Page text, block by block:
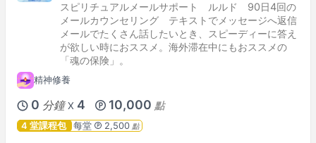
スピリチュアルメールサポート ルルド 90日4回の
メールカウンセリング テキストでメッセージへ返信
メールでたくさん話したいとき、スピーディーに答え
が欲しい時におススメ。海外滞在中にもおススメの
「魂の保険」。
精神修養
0 分鐘 X 4 10,000 點
4 堂課程包 每堂 2,500 點